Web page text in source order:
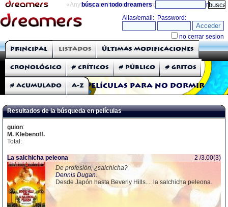
«Anything can happen and it probably will» directorio
búsca en todo dreamers
THE DREAMERS
Críticas: Películas
Películas para no dormir
Principal Listados Últimas modificaciones
Cronológico # Críticos # Público # Gritos
# Acumulado A-Z
Resultados de la búsqueda en películas
guion:
M. Klebenoff.
Total:
La salchicha peleona
2 /3.00(3)
De profesión, ¿salchicha?
Dennis Dugan.
Desde Japón hasta Beverly Hills.... la salchicha peleona.